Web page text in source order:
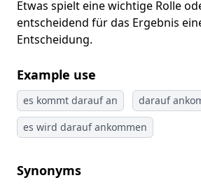
Etwas spielt eine wichtige Rolle
entscheidend für das Ergebnis
Entscheidung.
Example use
es kommt darauf an
darauf
es wird darauf ankommen
Synonyms